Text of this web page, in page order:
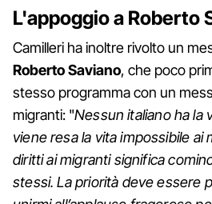
L'appoggio a Roberto
Camilleri ha inoltre rivolto un
Roberto Saviano, che poco
stesso programma con un
migranti: "Nessun italiano ha la
viene resa la vita impossibile ai
diritti ai migranti significa
stessi. La priorità deve essere